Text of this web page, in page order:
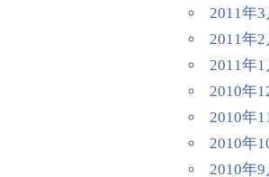
2011年3
2011年2
2011年1
2010年
2010年
2010年
2010年9